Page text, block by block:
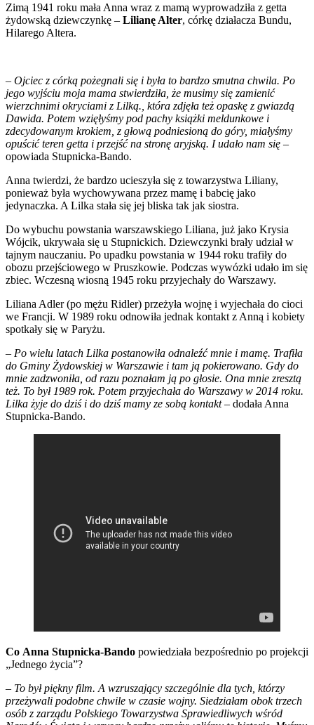
Zimą 1941 roku mała Anna wraz z mamą wyprowadziła z getta
żydowską dziewczynkę – Lilianę Alter, córkę działacza Bundu,
Hilarego Altera.
– Ojciec z córką pożegnali się i była to bardzo smutna chwila. Po
jego wyjściu moja mama stwierdziła, że musimy się zamienić
wierzchnimi okryciami z Lilką., która zdjęła też opaskę z gwiazdą
Dawida. Potem wzięłyśmy pod pachy książki meldunkowe i
zdecydowanym krokiem, z głową podniesioną do góry, miałyśmy
opuścić teren getta i przejść na stronę aryjską. I udało nam się –
opowiada Stupnicka-Bando.
Anna twierdzi, że bardzo ucieszyła się z towarzystwa Liliany,
ponieważ była wychowywana przez mamę i babcię jako
jedynaczka. A Lilka stała się jej bliska tak jak siostra.
Do wybuchu powstania warszawskiego Liliana, już jako Krysia
Wójcik, ukrywała się u Stupnickich. Dziewczynki brały udział w
tajnym nauczaniu. Po upadku powstania w 1944 roku trafiły do
obozu przejściowego w Pruszkowie. Podczas wywózki udało im się
zbiec. Wczesną wiosną 1945 roku przyjechały do Warszawy.
Liliana Adler (po mężu Ridler) przeżyła wojnę i wyjechała do cioci
we Francji. W 1989 roku odnowiła jednak kontakt z Anną i kobiety
spotkały się w Paryżu.
– Po wielu latach Lilka postanowiła odnaleźć mnie i mamę. Trafiła
do Gminy Żydowskiej w Warszawie i tam ją pokierowano. Gdy do
mnie zadzwoniła, od razu poznałam ją po głosie. Ona mnie zresztą
też. To był 1989 rok. Potem przyjechała do Warszawy w 2014 roku.
Lilka żyje do dziś i do dziś mamy ze sobą kontakt– dodała Anna
Stupnicka-Bando.
Co Anna Stupnicka-Bando powiedziała bezpośrednio po projekcji
„Jednego życia”?
– To był piękny film. A wzruszający szczególnie dla tych, którzy
przeżywali podobne chwile w czasie wojny. Siedziałam obok trzech
osób z zarządu Polskiego Towarzystwa Sprawiedliwych wśród